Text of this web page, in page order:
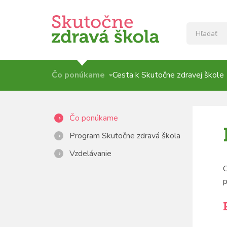
Čo ponúkame Cesta k Skutočne zdravej škole
Čo ponúkame
Program Skutočne zdravá škola
Vzdelávanie